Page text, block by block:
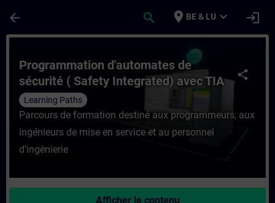
arrow_back search place BE & LU expand_more login
Cours - Programmation d'automates de
share
Programmation d'automates de
sécurité ( Safety Integrated) avec TIA
Portal
Learning Paths
Parcours de formation destiné aux programmeurs, aux
ingénieurs de mise en service et au personnel
d'ingénierie
Afficher le contenu